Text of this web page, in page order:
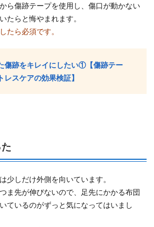
ら傷跡テープを使用し、傷口が動かない
たらと悔やまれます。
たら必須です。
傷跡をキレイにしたい①【傷跡テー
レスケアの効果検証】
少しだけ外側を向いています。
ま先が伸びないので、足先にかかる布団
ているのがずっと気になってはいまし